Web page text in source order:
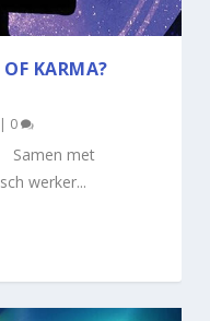
KARMA?
0
Samen met
werker...